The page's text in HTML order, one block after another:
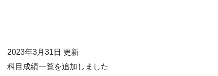
2023年3月31日 更新
科目成績一覧を追加しました